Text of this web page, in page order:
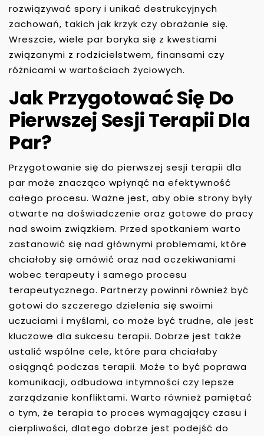
rozwiązywać spory i unikać destrukcyjnych
zachowań, takich jak krzyk czy obrażanie się.
Wreszcie, wiele par boryka się z kwestiami
związanymi z rodzicielstwem, finansami czy
różnicami w wartościach życiowych.
Jak Przygotować Się Do
Pierwszej Sesji Terapii Dla
Par?
Przygotowanie się do pierwszej sesji terapii dla
par może znacząco wpłynąć na efektywność
całego procesu. Ważne jest, aby obie strony były
otwarte na doświadczenie oraz gotowe do pracy
nad swoim związkiem. Przed spotkaniem warto
zastanowić się nad głównymi problemami, które
chciałoby się omówić oraz nad oczekiwaniami
wobec terapeuty i samego procesu
terapeutycznego. Partnerzy powinni również być
gotowi do szczerego dzielenia się swoimi
uczuciami i myślami, co może być trudne, ale jest
kluczowe dla sukcesu terapii. Dobrze jest także
ustalić wspólne cele, które para chciałaby
osiągnąć podczas terapii. Może to być poprawa
komunikacji, odbudowa intymności czy lepsze
zarządzanie konfliktami. Warto również pamiętać
o tym, że terapia to proces wymagający czasu i
cierpliwości, dlatego dobrze jest podejść do